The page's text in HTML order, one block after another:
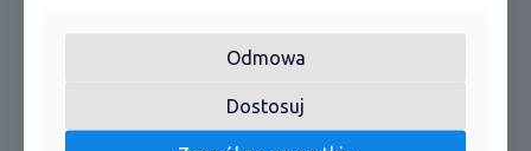
k
Jednostka zewnętrzna CU-Z35ZKE
Odmowa
Dostosuj